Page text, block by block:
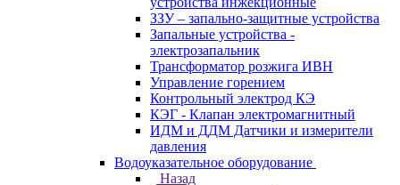
ЗЗУ – запально-защитные устройства
Запальные устройства -
электрозапальник
Трансформатор розжига ИВН
Управление горением
Контрольный электрод КЭ
КЭГ - Клапан электромагнитный
ИДМ и ДДМ Датчики и измерители
давления
Водоуказательное оборудование
Назад